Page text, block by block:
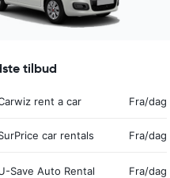
tilbud
rent a car Fra/dag
car rentals Fra/dag
Save Auto Rental Fra/dag